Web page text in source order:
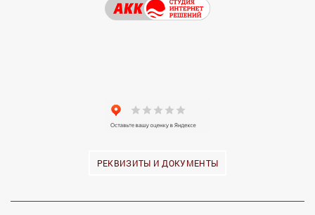
РЕКВИЗИТЫ И ДОКУМЕНТЫ